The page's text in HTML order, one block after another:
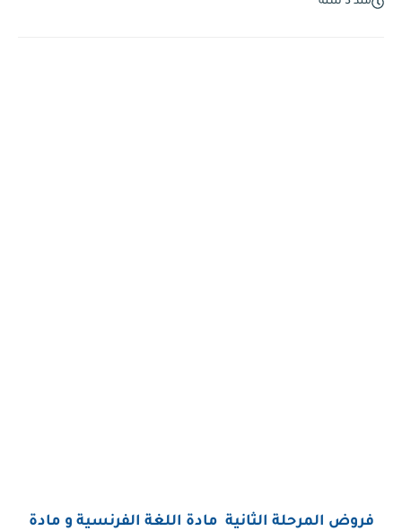
فروض المرحلة الثانية مادة اللغة الفرنسية و مادة